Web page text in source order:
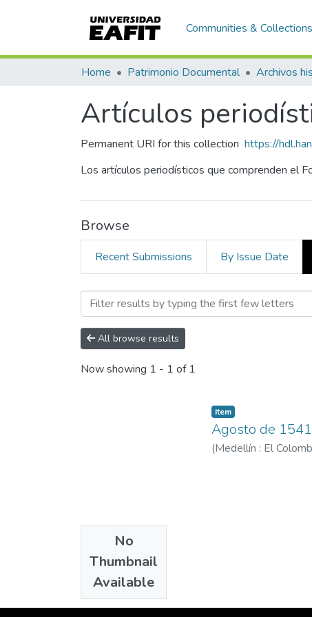
Communities & Collections
Home Patrimonio Documental Archivos
Artículos
Permanent URI for this collection https://
Los artículos periodísticos que comprenden el
Browse
Recent Submissions By Issue Date
Browsing Artículos
All browse results
Now showing 1 - 1 of 1
No
Thumbnail
Available
Item
Agosto de
(Medellín : El